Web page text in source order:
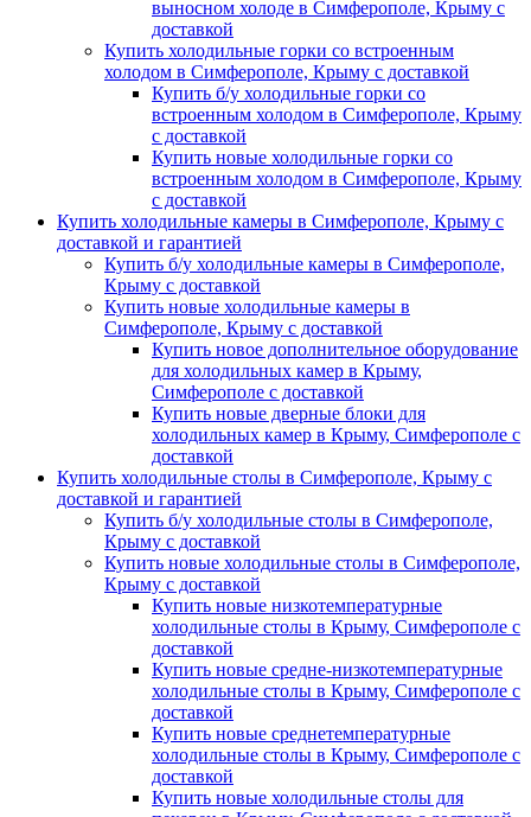
выносном холоде в Симферополе, Крыму с
доставкой
Купить холодильные горки со встроенным
холодом в Симферополе, Крыму с доставкой
Купить б/у холодильные горки со
встроенным холодом в Симферополе, Крыму
с доставкой
Купить новые холодильные горки со
встроенным холодом в Симферополе, Крыму
с доставкой
Купить холодильные камеры в Симферополе, Крыму с
доставкой и гарантией
Купить б/у холодильные камеры в Симферополе,
Крыму с доставкой
Купить новые холодильные камеры в
Симферополе, Крыму с доставкой
Купить новое дополнительное оборудование
для холодильных камер в Крыму,
Симферополе с доставкой
Купить новые дверные блоки для
холодильных камер в Крыму, Симферополе с
доставкой
Купить холодильные столы в Симферополе, Крыму с
доставкой и гарантией
Купить б/у холодильные столы в Симферополе,
Крыму с доставкой
Купить новые холодильные столы в Симферополе,
Крыму с доставкой
Купить новые низкотемпературные
холодильные столы в Крыму, Симферополе с
доставкой
Купить новые средне-низкотемпературные
холодильные столы в Крыму, Симферополе с
доставкой
Купить новые среднетемпературные
холодильные столы в Крыму, Симферополе с
доставкой
Купить новые холодильные столы для